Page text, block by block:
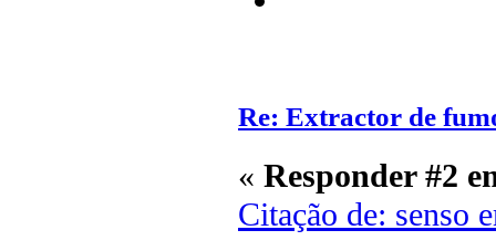
Re: Extractor de
« Responder #2
Citação de: senso